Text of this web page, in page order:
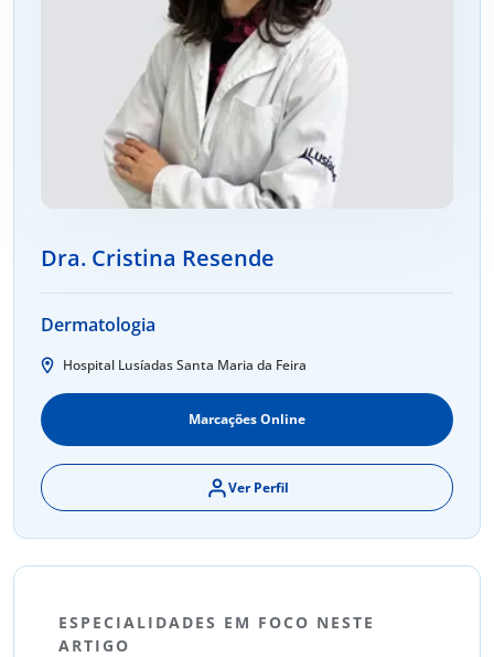
Dra. Cristina Resende
Dermatologia
Hospital Lusíadas Santa Maria da Feira
Marcações Online
Ver Perfil
ESPECIALIDADES EM FOCO NESTE
ARTIGO